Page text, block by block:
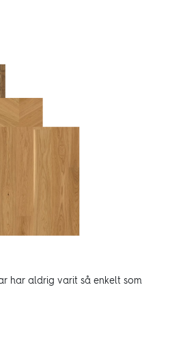
har aldrig varit så enkelt som